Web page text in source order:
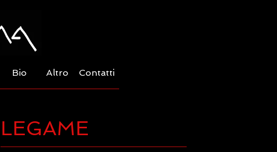
Bio Altro Contatti
LEGAME